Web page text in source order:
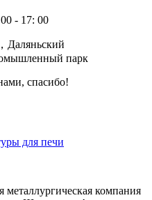
- 17: 00
Даляньский
парк
спасибо!
для печи
металлургическая компания